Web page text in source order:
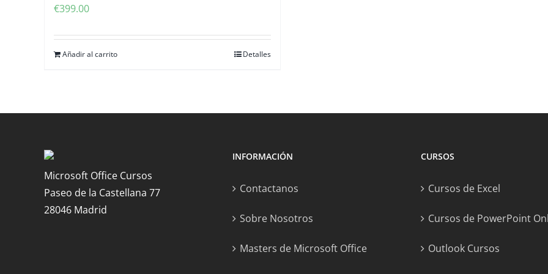
€399.00
Añadir al carrito Detalles
Microsoft Office Cursos
Paseo de la Castellana 77
28046 Madrid
INFORMACIÓN
Contactanos
Sobre Nosotros
Masters de Microsoft Office
CURSOS
Cursos de Excel
Cursos de PowerPoint
Outlook Cursos